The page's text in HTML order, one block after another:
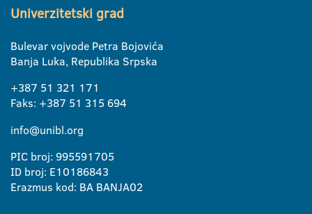
Univerzitetski grad
Bulevar vojvode Petra Bojovića
Banja Luka, Republika Srpska
+387 51 321 171
Faks: +387 51 315 694
info@unibl.org
PIC broj: 995591705
ID broj: E10186843
Erazmus kod: BA BANJA02